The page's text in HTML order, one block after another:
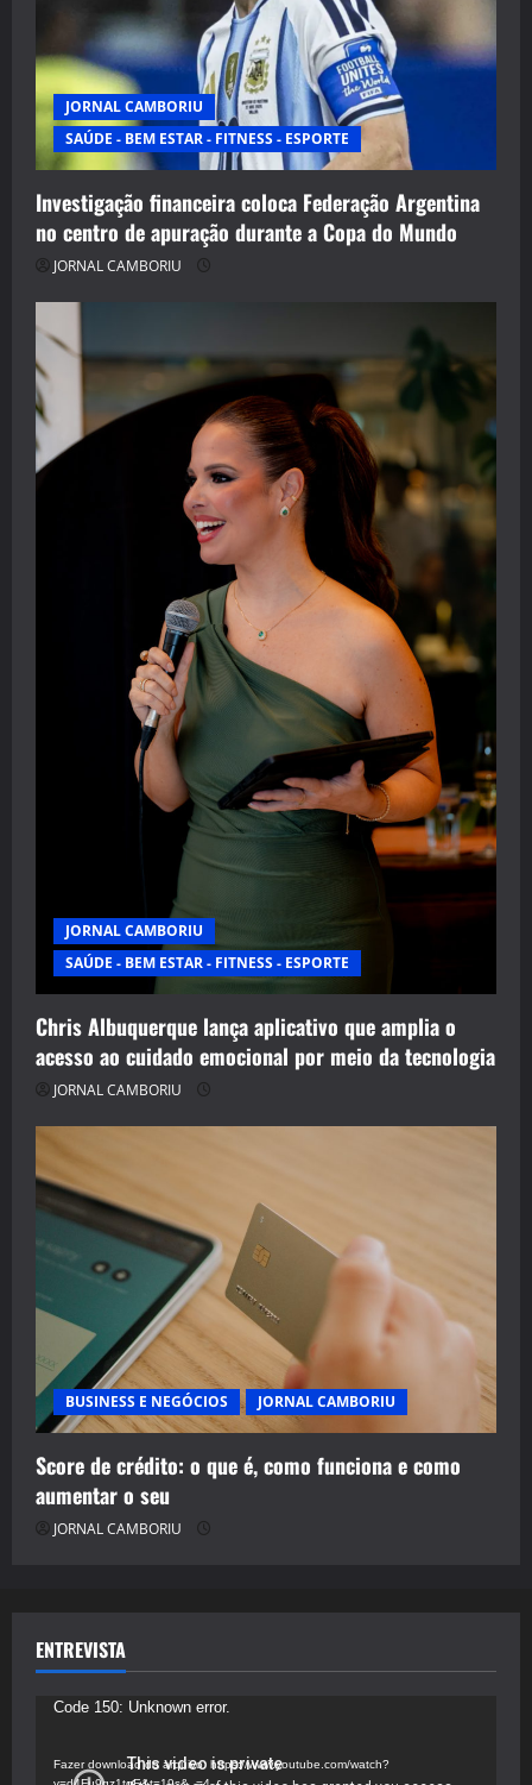
JORNAL CAMBORIU
SAÚDE - BEM ESTAR - FITNESS - ESPORTE
Investigação financeira coloca Federação Argentina
no centro de apuração durante a Copa do Mundo
JORNAL CAMBORIU
JORNAL CAMBORIU
SAÚDE - BEM ESTAR - FITNESS - ESPORTE
Chris Albuquerque lança aplicativo que amplia o
acesso ao cuidado emocional por meio da tecnologia
JORNAL CAMBORIU
BUSINESS E NEGÓCIOS JORNAL CAMBORIU
Score de crédito: o que é, como funciona e como
aumentar o seu
JORNAL CAMBORIU
ENTREVISTA
Tocador
vídeo
Code 150: Unknown error.
Fazer download do arquivo: https://www.youtube.com/watch?